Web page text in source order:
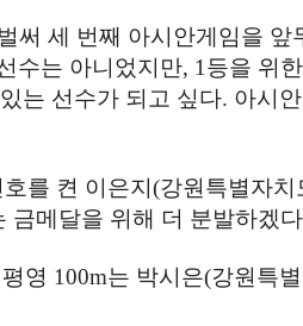
벌써 세 번째 아시안게임을 앞
수는 아니었지만, 1등을 위
는 선수가 되고 싶다. 아시
를 켠 이은지(강원특별자치
금메달을 위해 더 분발하겠다
영 100m는 박시은(강원특